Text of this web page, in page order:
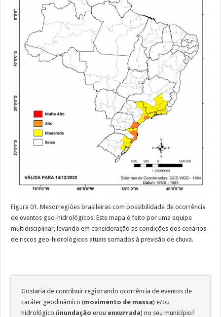
Figura 01. Mesorregiões brasileiras com possibilidade de ocorrência
de eventos geo-hidrológicos. Este mapa é feito por uma equipe
multidisciplinar, levando em consideração as condições dos cenários
de riscos geo-hidrológicos atuais somados à previsão de chuva.
Gostaria de contribuir registrando ocorrência de eventos de
caráter geodinâmico (movimento de massa) e/ou
hidrológico (inundaçãoe/ou enxurrada) no seu município?